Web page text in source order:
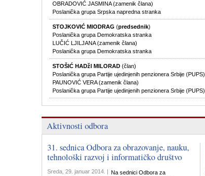
OBRADOVIĆ JASMINA (zamenik člana)
Poslanička grupa Srpska napredna stranka
STOJKOVIĆ MIODRAG (predsednik)
Poslanička grupa Demokratska stranka
LUČIĆ LJILJANA (zamenik člana)
Poslanička grupa Demokratska stranka
STOŠIĆ HADžI MILORAD (član)
Poslanička grupa Partije ujedinjenih penzionera Srbije (PUPS)
PAUNOVIĆ VERA (zamenik člana)
Poslanička grupa Partije ujedinjenih penzionera Srbije (PUPS)
Aktivnosti odbora
31. sednica Odbora za obrazovanje, nauku,
tehnološki razvoj i informatičko društvo
Sreda, 29. januar 2014. | Na sednici Odbora za